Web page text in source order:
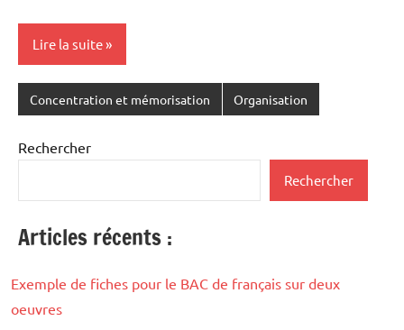
Lire la suite
Concentration et mémorisation Organisation
Rechercher
Rechercher
Articles récents :
Exemple de fiches pour le BAC de français sur deux
oeuvres